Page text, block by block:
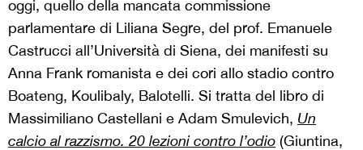
oggi, quello della mancata commissione
parlamentare di Liliana Segre, del prof. Emanuele
Castrucci all’Università di Siena, dei manifesti su
Anna Frank romanista e dei cori allo stadio contro
Boateng, Koulibaly, Balotelli. Si tratta del libro di
Massimiliano Castellani e Adam Smulevich, Un
calcio al razzismo. 20 lezioni contro l’odio (Giuntina,